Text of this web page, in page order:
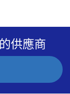
供應商